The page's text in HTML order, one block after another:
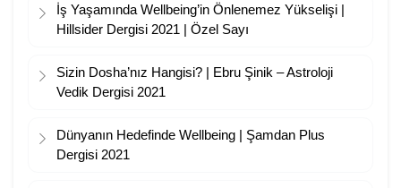
İş Yaşamında Wellbeing’in Önlenemez Yükselişi |
Hillsider Dergisi 2021 | Özel Sayı
Sizin Dosha’nız Hangisi? | Ebru Şinik – Astroloji
Vedik Dergisi 2021
Dünyanın Hedefinde Wellbeing | Şamdan Plus
Dergisi 2021